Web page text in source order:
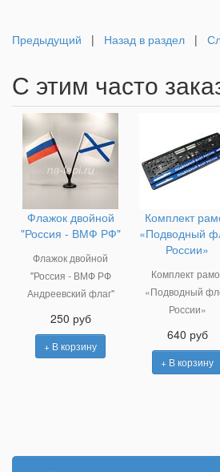
Предыдущий | Назад в раздел |
С этим часто
Флажок двойной
"Россия - ВМФ РФ"
Флажок двойной
"Россия - ВМФ РФ
Андреевский флаг"
250 руб
+ В корзину
Комплект
«Подводный
России»
Комплект
«Подводный
России»
640 руб
+ В корзину